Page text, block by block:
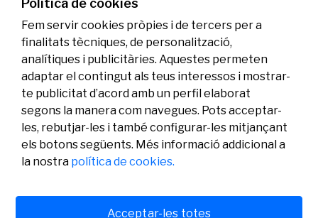
Legal
Avís legal
Activitat
Convocatòries
Social
Política de cookies
Fem servir cookies pròpies i de tercers per a
finalitats tècniques, de personalització,
analítiques i publicitàries. Aquestes permeten
adaptar el contingut als teus interessos i mostrar-
te publicitat d’acord amb un perfil elaborat
segons la manera com navegues. Pots acceptar-
les, rebutjar-les i també configurar-les mitjançant
els botons següents. Més informació addicional a
la nostra política de cookies.
Acceptar-les totes